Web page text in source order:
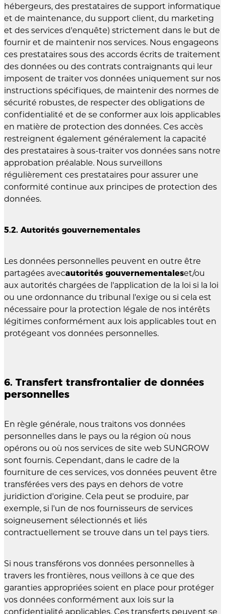
hébergeurs, des prestataires de support informatique
et de maintenance, du support client, du marketing
et des services d'enquête) strictement dans le but de
fournir et de maintenir nos services. Nous engageons
ces prestataires sous des accords écrits de traitement
des données ou des contrats contraignants qui leur
imposent de traiter vos données uniquement sur nos
instructions spécifiques, de maintenir des normes de
sécurité robustes, de respecter des obligations de
confidentialité et de se conformer aux lois applicables
en matière de protection des données. Ces accès
restreignent également généralement la capacité
des prestataires à sous-traiter vos données sans notre
approbation préalable. Nous surveillons
régulièrement ces prestataires pour assurer une
conformité continue aux principes de protection des
données.
5.2. Autorités gouvernementales
Les données personnelles peuvent en outre être
partagées avecautorités gouvernementaleset/ou
aux autorités chargées de l'application de la loi si la loi
ou une ordonnance du tribunal l'exige ou si cela est
nécessaire pour la protection légale de nos intérêts
légitimes conformément aux lois applicables tout en
protégeant vos données personnelles.
6. Transfert transfrontalier de données
personnelles
En règle générale, nous traitons vos données
personnelles dans le pays ou la région où nous
opérons ou où nos services de site web SUNGROW
sont fournis. Cependant, dans le cadre de la
fourniture de ces services, vos données peuvent être
transférées vers des pays en dehors de votre
juridiction d'origine. Cela peut se produire, par
exemple, si l'un de nos fournisseurs de services
soigneusement sélectionnés et liés
contractuellement se trouve dans un tel pays tiers.
Si nous transférons vos données personnelles à
travers les frontières, nous veillons à ce que des
garanties appropriées soient en place pour protéger
vos données conformément aux lois sur la
confidentialité applicables. Ces transferts peuvent se